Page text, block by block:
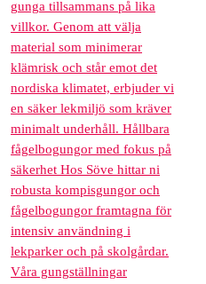
gunga tillsammans på lika
villkor. Genom att välja
material som minimerar
klämrisk och står emot det
nordiska klimatet, erbjuder vi
en säker lekmiljö som kräver
minimalt underhåll. Hållbara
fågelbogungor med fokus på
säkerhet Hos Söve hittar ni
robusta kompisgungor och
fågelbogungor framtagna för
intensiv användning i
lekparker och på skolgårdar.
Våra gungställningar